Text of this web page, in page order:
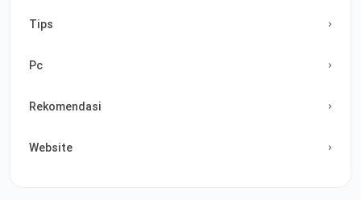
Tips
Pc
Rekomendasi
Website